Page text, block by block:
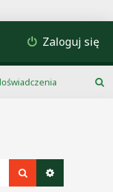
Zaloguj się
Szukaj